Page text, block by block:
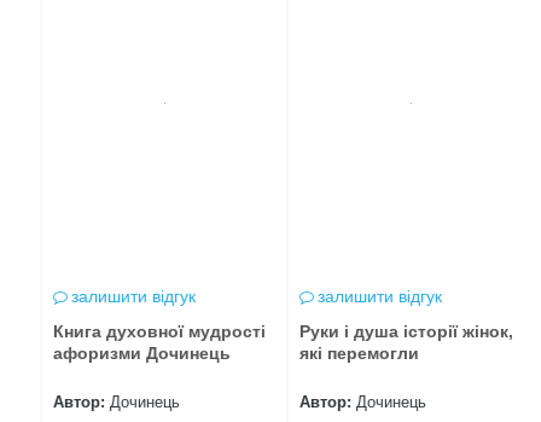
залишити відгук
Книга духовної мудрості
афоризми Дочинець
Автор: Дочинець
залишити відгук
Руки і душа історії жінок,
які перемогли
Автор: Дочинець